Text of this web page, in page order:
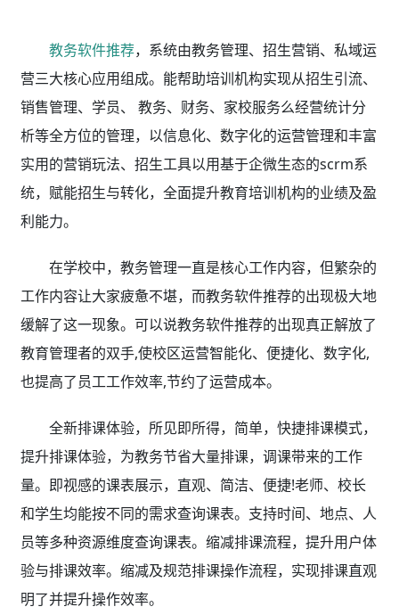
教务软件推荐，系统由教务管理、招生营销、私域运
营三大核心应用组成。能帮助培训机构实现从招生引流、
销售管理、学员、 教务、财务、家校服务么经营统计分
析等全方位的管理，以信息化、数字化的运营管理和丰富
实用的营销玩法、招生工具以用基于企微生态的scrm系
统，赋能招生与转化，全面提升教育培训机构的业绩及盈
利能力。
在学校中，教务管理一直是核心工作内容，但繁杂的
工作内容让大家疲惫不堪，而教务软件推荐的出现极大地
缓解了这一现象。可以说教务软件推荐的出现真正解放了
教育管理者的双手,使校区运营智能化、便捷化、数字化,
也提高了员工工作效率,节约了运营成本。
全新排课体验，所见即所得，简单，快捷排课模式，
提升排课体验，为教务节省大量排课，调课带来的工作
量。即视感的课表展示，直观、简洁、便捷!老师、校长
和学生均能按不同的需求查询课表。支持时间、地点、人
员等多种资源维度查询课表。缩减排课流程，提升用户体
验与排课效率。缩减及规范排课操作流程，实现排课直观
明了并提升操作效率。